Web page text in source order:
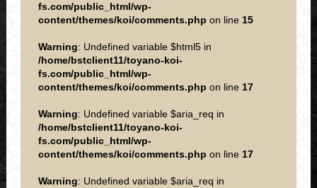
fs.com/public_html/wp-
content/themes/koi/comments.php on line 15
Warning: Undefined variable $html5 in
/home/bstclient11/toyano-koi-
fs.com/public_html/wp-
content/themes/koi/comments.php on line 17
Warning: Undefined variable $aria_req in
/home/bstclient11/toyano-koi-
fs.com/public_html/wp-
content/themes/koi/comments.php on line 17
Warning: Undefined variable $aria_req in